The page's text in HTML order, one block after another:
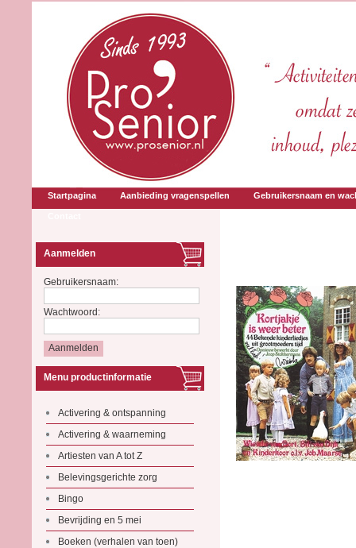
Startpagina Aanbieding vragenspellen Gebruikersnaam en
Aanmelden
Gebruikersnaam:
Wachtwoord:
Menu productinformatie
Activering & ontspanning
Activering & waarneming
Artiesten van A tot Z
Belevingsgerichte zorg
Bingo
Bevrijding en 5 mei
Boeken (verhalen van toen)